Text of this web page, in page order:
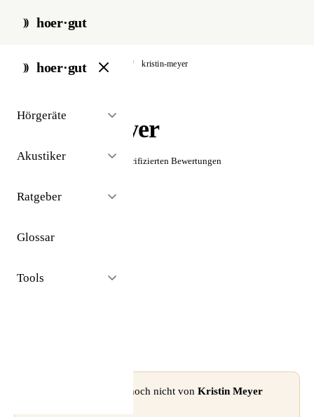
hoer·gut
hoer·gut
Hörgeräte
Akustiker
Ratgeber
Glossar
Tools
start / akustiker / beilngries / kristin-meyer
Kristin Meyer
☆☆☆☆☆ Noch keine verifizierten Bewertungen
⚠ Dieses Profil wurde noch nicht von Kristin Meyer